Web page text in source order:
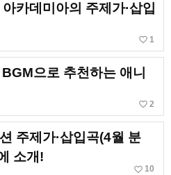
카데미아의 주제가·삽입
favorite_border 1
으로 추천하는 애니
favorite_border 2
주제가·삽입곡(4월 분
소개!
favorite_border 10